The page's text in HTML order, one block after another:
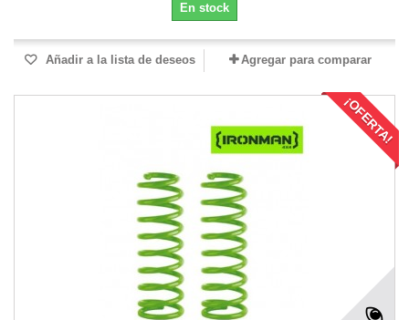
En stock
Añadir a la lista de deseos Agregar para comparar
¡OFERTA!